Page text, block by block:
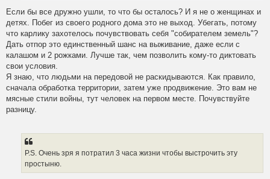
Если бы все дружно ушли, то что бы осталось? И я не о женщинах и
детях. Побег из своего родного дома это не выход. Убегать, потому
что карлику захотелось почувствовать себя "собирателем земель"?
Дать отпор это единственный шанс на выживание, даже если с
калашом и 2 рожками. Лучше так, чем позволить кому-то диктовать
свои условия.
Я знаю, что людьми на передовой не раскидываются. Как правило,
сначала обработка территории, затем уже продвижение. Это вам не
мясные стили войны, тут человек на первом месте. Почувствуйте
разницу.
P.S. Очень зря я потратил 3 часа жизни чтобы выстрочить эту
простыню.